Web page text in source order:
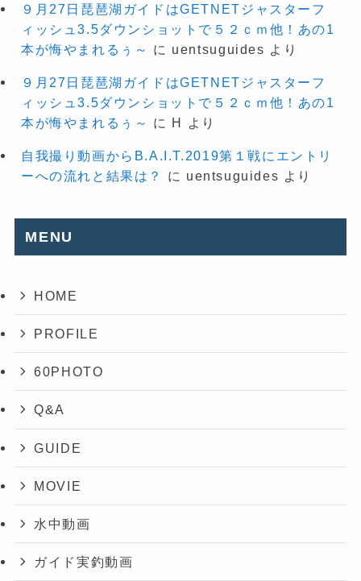
９月27日琵琶湖ガイドはGETNETジャスターフ
ィッシュ3.5ダウンショットで５２ｃｍ他！あの1
本が悔やまれるぅ～
に uentsuguides より
９月27日琵琶湖ガイドはGETNETジャスターフ
ィッシュ3.5ダウンショットで５２ｃｍ他！あの1
本が悔やまれるぅ～
に H より
自我撮り動画からB.A.I.T.2019第１戦にエントリ
ーへの流れと結果は？
に uentsuguides より
MENU
HOME
PROFILE
60PHOTO
Q&A
GUIDE
MOVIE
水中動画
ガイド実釣動画